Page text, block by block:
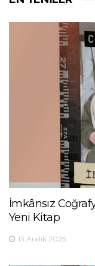
İmkânsız
Yeni Kitap
13 Aralık 2025